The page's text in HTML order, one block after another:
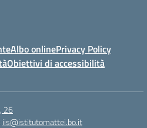
Albo onlinePrivacy Policy
Obiettivi di accessibilità
26
iis@istitutomattei.bo.it